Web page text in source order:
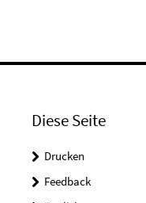
Diese Seite
Drucken
Feedback